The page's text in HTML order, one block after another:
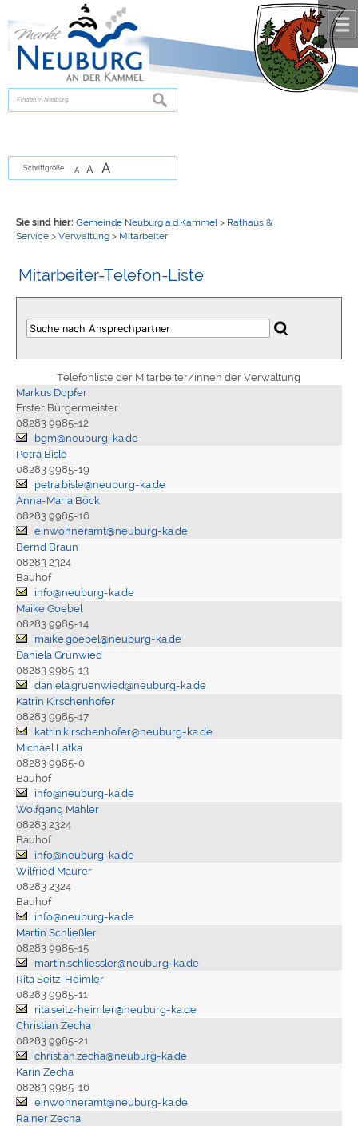
zur Navigationoder
springen.
suchen
Schriftgröße A A A
Sie sind hier: Gemeinde Neuburg a.d.Kammel > Rathaus &
Service> Verwaltung> Mitarbeiter
Mitarbeiter-Telefon-Liste
Telefonliste der Mitarbeiter/innen der Verwaltung
Markus Dopfer
Erster Bürgermeister
08283 9985-12
bgm@neuburg-ka.de
Petra Bisle
08283 9985-19
petra.bisle@neuburg-ka.de
Anna-Maria Böck
08283 9985-16
einwohneramt@neuburg-ka.de
Bernd Braun
08283 2324
Bauhof
info@neuburg-ka.de
Maike Goebel
08283 9985-14
maike.goebel@neuburg-ka.de
Daniela Grünwied
08283 9985-13
daniela.gruenwied@neuburg-ka.de
Katrin Kirschenhofer
08283 9985-17
katrin.kirschenhofer@neuburg-ka.de
Michael Latka
08283 9985-0
Bauhof
info@neuburg-ka.de
Wolfgang Mahler
08283 2324
Bauhof
info@neuburg-ka.de
Wilfried Maurer
08283 2324
Bauhof
info@neuburg-ka.de
Martin Schließler
08283 9985-15
martin.schliessler@neuburg-ka.de
Rita Seitz-Heimler
08283 9985-11
rita.seitz-heimler@neuburg-ka.de
Christian Zecha
08283 9985-21
christian.zecha@neuburg-ka.de
Karin Zecha
08283 9985-16
einwohneramt@neuburg-ka.de
Rainer Zecha